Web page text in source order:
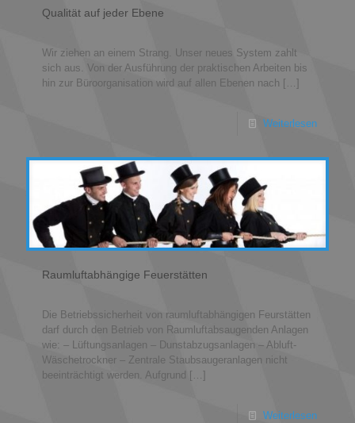
Qualität auf jeder Ebene
Wir ziehen an einem Strang. Unser neues System zahlt
sich aus. Von der Ausführung der praktischen Arbeiten bis
hin zur Büroorganisation wird auf allen Ebenen nach […]
Weiterlesen
Raumluftabhängige Feuerstätten
Die Betriebssicherheit von raumluftabhängigen Feurstätten
darf durch den Betrieb von Raumluftabsaugenden Anlagen
wie: – Lüftungsanlagen – Dunstabzugsanlagen – Abluft-
Wäschetrockner – Zentrale Staubsaugeranlagen nicht
beeinträchtigt werden. Aufgrund […]
Weiterlesen